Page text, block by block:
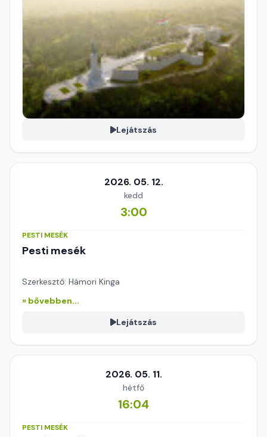
Lejátszás
2026. 05. 12.
kedd
3:00
PESTI MESÉK
Pesti mesék
Szerkesztő: Hámori Kinga
» bővebben...
Lejátszás
2026. 05. 11.
hétfő
16:04
PESTI MESÉK